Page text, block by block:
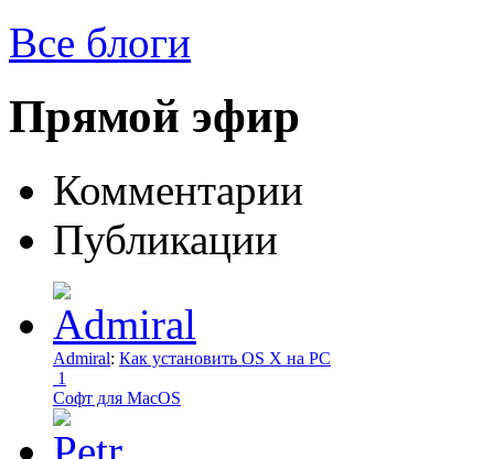
Все блоги
Прямой эфир
Комментарии
Публикации
Admiral: Как установить OS X на PC
1
Софт для MacOS